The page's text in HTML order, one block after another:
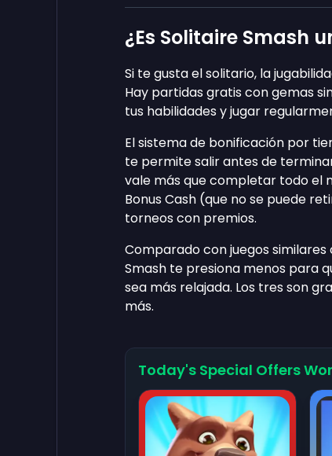
¿Es Solitaire Smash
Si te gusta el solitario, la
Hay partidas gratis con gemas
tus habilidades y jugar
El sistema de bonificación por
te permite salir antes de
vale más que completar todo el
Bonus Cash (que no se puede
torneos con premios.
Comparado con juegos similares
Smash te presiona menos para
sea más relajada. Los tres son
más.
Today's Special Offers